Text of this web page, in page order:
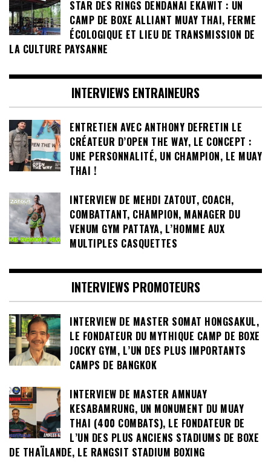
STAR DES RINGS DENDANAI EKAWIT : UN
CAMP DE BOXE ALLIANT MUAY THAI, FERME
ÉCOLOGIQUE ET LIEU DE TRANSMISSION DE
LA CULTURE PAYSANNE
INTERVIEWS ENTRAINEURS
ENTRETIEN AVEC ANTHONY DEFRETIN LE
CRÉATEUR D’OPEN THE WAY, LE CONCEPT :
UNE PERSONNALITÉ, UN CHAMPION, LE MUAY
THAI !
INTERVIEW DE MEHDI ZATOUT, COACH,
COMBATTANT, CHAMPION, MANAGER DU
VENUM GYM PATTAYA, L’HOMME AUX
MULTIPLES CASQUETTES
INTERVIEWS PROMOTEURS
INTERVIEW DE MASTER SOMAT HONGSAKUL,
LE FONDATEUR DU MYTHIQUE CAMP DE BOXE
JOCKY GYM, L’UN DES PLUS IMPORTANTS
CAMPS DE BANGKOK
INTERVIEW DE MASTER AMNUAY
KESABAMRUNG, UN MONUMENT DU MUAY
THAI (400 COMBATS), LE FONDATEUR DE
L’UN DES PLUS ANCIENS STADIUMS DE BOXE
DE THAÏLANDE, LE RANGSIT STADIUM BOXING